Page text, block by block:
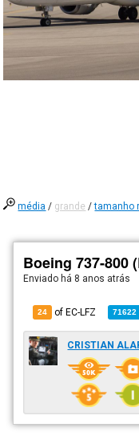
média / grande /tamanho
Boeing 737-800
Enviado há 8 anos atrás
24 of EC-LFZ 71622
CRISTIAN